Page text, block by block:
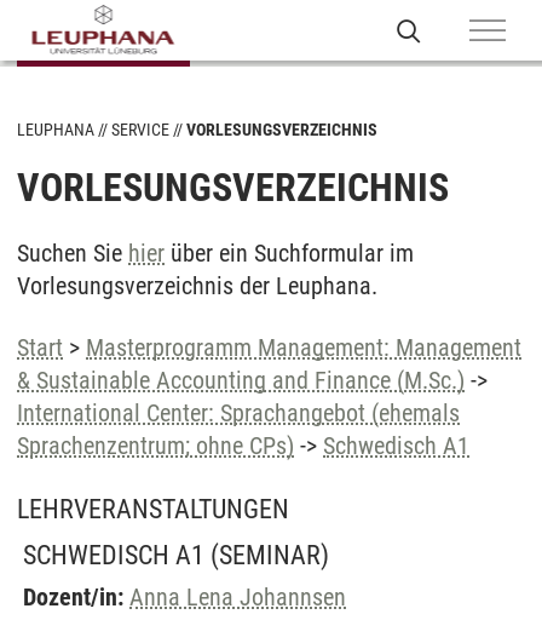
LEUPHANA SERVICE VORLESUNGSVERZEICHNIS
VORLESUNGSVERZEICHNIS
Suchen Sie hier über ein Suchformular im
Vorlesungsverzeichnis der Leuphana.
Start > Masterprogramm Management: Management
& Sustainable Accounting and Finance (M.Sc.) ->
International Center: Sprachangebot (ehemals
Sprachenzentrum; ohne CPs) -> Schwedisch A1
LEHRVERANSTALTUNGEN
SCHWEDISCH A1 (SEMINAR)
Dozent/in: Anna Lena Johannsen